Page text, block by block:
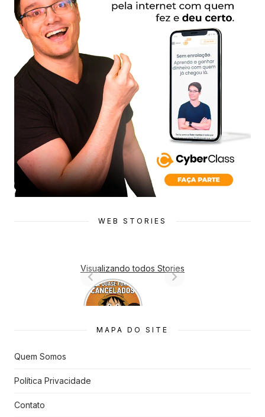
WEB STORIES
Visualizando todos Stories
7 Animes
que quase
s
MAPA DO SITE
Quem Somos
Política Privacidade
Contato